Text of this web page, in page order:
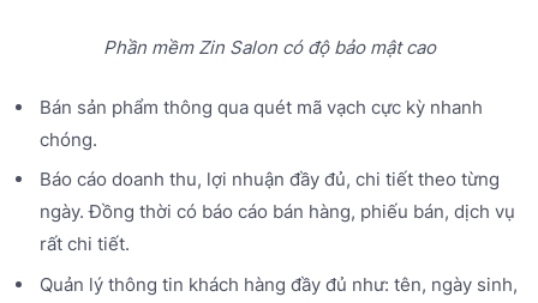
Phần mềm Zin Salon có độ bảo mật cao
Bán sản phẩm thông qua quét mã vạch cực kỳ nhanh
chóng.
Báo cáo doanh thu, lợi nhuận đầy đủ, chi tiết theo từng
ngày. Đồng thời có báo cáo bán hàng, phiếu bán, dịch vụ
rất chi tiết.
Quản lý thông tin khách hàng đầy đủ như: tên, ngày sinh,